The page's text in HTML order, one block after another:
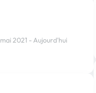
mai 2021 - Aujourd'hui